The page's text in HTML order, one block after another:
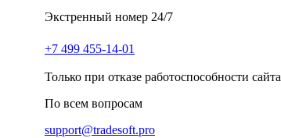
Экстренный номер 24/7
+7 499 455-14-01
Только при отказе работоспособности сайта
По всем вопросам
support@tradesoft.pro